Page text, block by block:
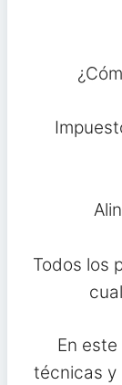
Todos los
En
técnicas y